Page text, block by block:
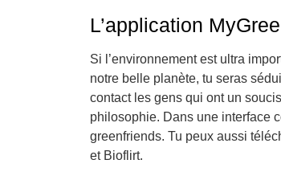
L’application
Si l’environnement est ultra
notre belle planète, tu seras
contact les gens qui ont un
philosophie. Dans une interface
greenfriends. Tu peux aussi
et Bioflirt.